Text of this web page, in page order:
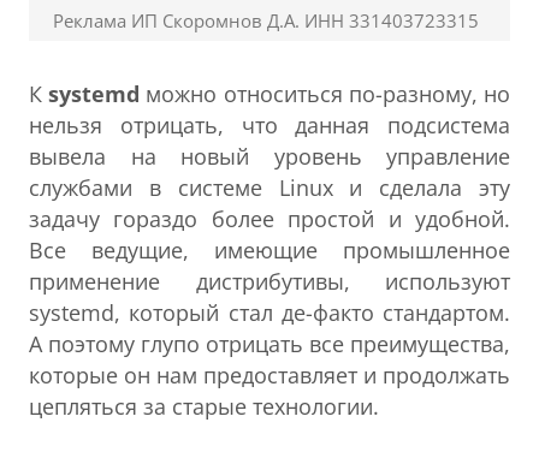
Реклама ИП Скоромнов Д.А. ИНН 331403723315
Кsystemd можно относиться по-разному, но
нельзя отрицать, что данная подсистема
вывела на новый уровень управление
службами в системе Linux и сделала эту
задачу гораздо более простой и удобной.
Все ведущие, имеющие промышленное
применение дистрибутивы, используют
systemd, который стал де-факто стандартом.
А поэтому глупо отрицать все преимущества,
которые он нам предоставляет и продолжать
цепляться за старые технологии.